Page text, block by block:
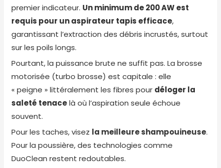
premier indicateur. Un minimum de 200 AW est
requis pour un aspirateur tapis efficace,
garantissant l’extraction des débris incrustés, surtout
sur les poils longs.
Pourtant, la puissance brute ne suffit pas. La brosse
motorisée (turbo brosse) est capitale : elle
« peigne » littéralement les fibres pour déloger la
saleté tenacelà où l’aspiration seule échoue
souvent.
Pour les taches, visez la meilleure shampouineuse.
Pour la poussière, des technologies comme
DuoClean restent redoutables.